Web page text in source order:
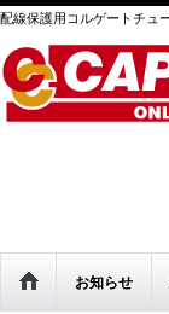
配線保護用コルゲートチュ
お知らせ